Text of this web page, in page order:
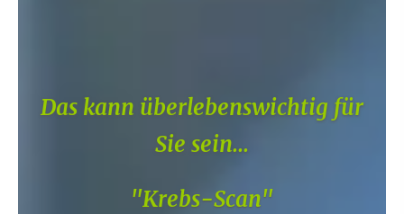
Das kann überlebenswichtig für
Sie sein...
"Krebs-Scan"